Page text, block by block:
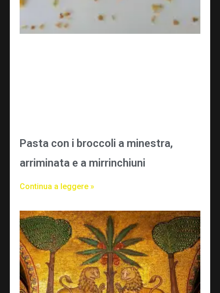
Pasta con i broccoli a minestra,
arriminata e a mirrinchiuni
Continua a leggere »